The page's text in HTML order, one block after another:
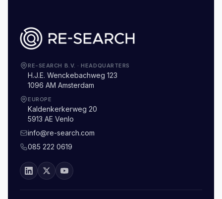
RE-SEARCH B.V. ·HEADQUARTERS
H.J.E. Wenckebachweg 123
1096 AM Amsterdam
EUROPE
Kaldenkerkerweg 20
5913 AE Venlo
info@re-search.com
085 222 0619